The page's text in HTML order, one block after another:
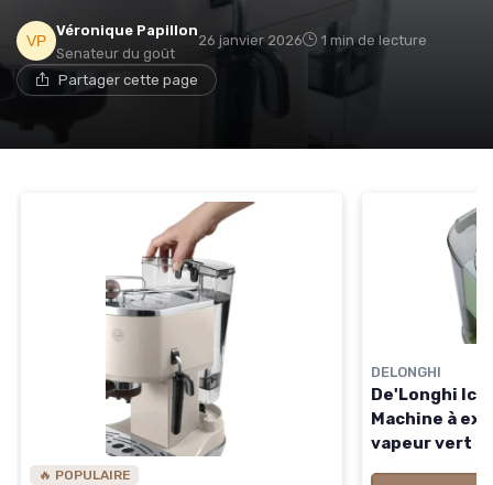
Véronique Papillon
Senateur du goût
26 janvier 2026 1 min de lecture
Partager cette page
🔥 POPULAIRE
DELONGHI
De'Longhi
Machine à
vapeur vert